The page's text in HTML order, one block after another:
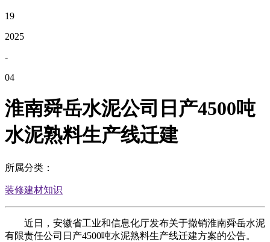
19
2025
-
04
淮南舜岳水泥公司日产4500吨
水泥熟料生产线迁建
所属分类：
装修建材知识
近日，安徽省工业和信息化厅发布关于撤销淮南舜岳水泥
有限责任公司日产4500吨水泥熟料生产线迁建方案的公告。